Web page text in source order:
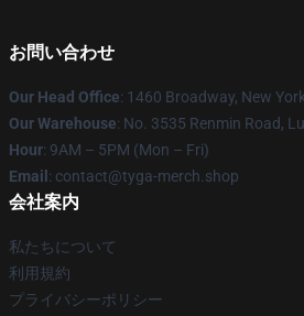
お問い合わせ
Our Head Office: 1460 Broadway, New
Our Warehouse: No. 3535 Renmin Road,
Hour: 9AM – 5PM (Mon – Fri)
Email : contact@tyga-merch.shop
会社案内
私たちについて
利用規約
プライバシーポリシー